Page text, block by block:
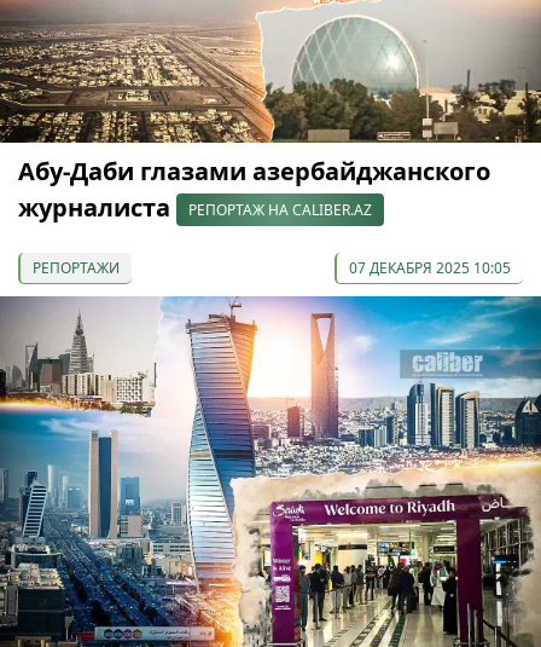
Абу-Даби глазами азербайджанского
журналиста
РЕПОРТАЖ НА CALIBER.AZ
РЕПОРТАЖИ 07 ДЕКАБРЯ 2025 10:05